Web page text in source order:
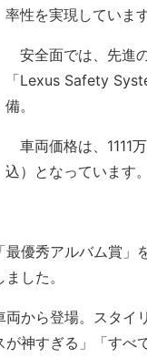
率性を実現しています
安全面では、先進
「Lexus Safety
備。
車両価格は、1111
込）となっています。
優秀アルバム賞」
した。
から登場。スタイ
神すぎる」「すべ